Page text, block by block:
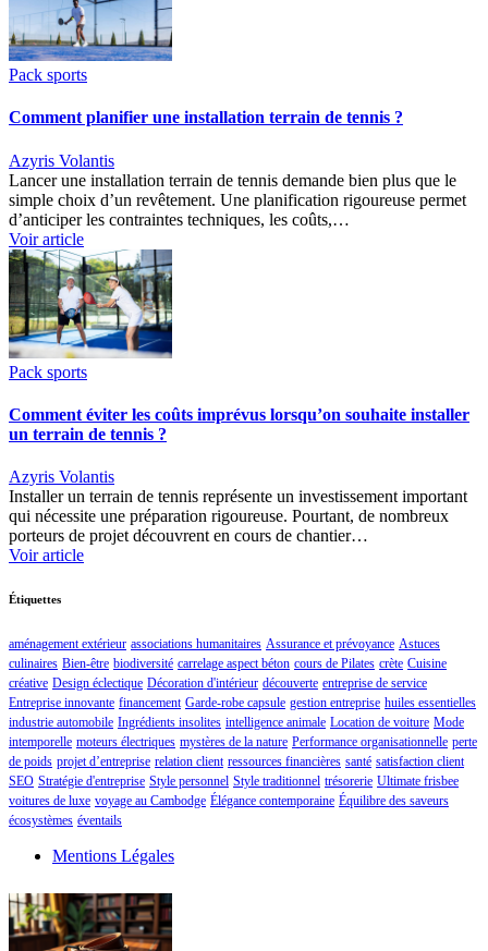
Pack sports
Comment planifier une installation terrain de tennis ?
Azyris Volantis
Lancer une installation terrain de tennis demande bien plus que le
simple choix d’un revêtement. Une planification rigoureuse permet
d’anticiper les contraintes techniques, les coûts,…
Voir article
Pack sports
Comment éviter les coûts imprévus lorsqu’on souhaite installer
un terrain de tennis ?
Azyris Volantis
Installer un terrain de tennis représente un investissement important
qui nécessite une préparation rigoureuse. Pourtant, de nombreux
porteurs de projet découvrent en cours de chantier…
Voir article
Étiquettes
aménagement extérieur associations humanitaires Assurance et prévoyance Astuces
culinaires Bien-être biodiversité carrelage aspect béton cours de Pilates crète Cuisine
créative Design éclectique Décoration d'intérieur découverte entreprise de service
Entreprise innovante financement Garde-robe capsule gestion entreprise huiles essentielles
industrie automobile Ingrédients insolites intelligence animale Location de voiture Mode
intemporelle moteurs électriques mystères de la nature Performance organisationnelle perte
de poids projet d’entreprise relation client ressources financières santé satisfaction client
SEO Stratégie d'entreprise Style personnel Style traditionnel trésorerie Ultimate frisbee
voitures de luxe voyage au Cambodge Élégance contemporaine Équilibre des saveurs
écosystèmes éventails
Mentions Légales